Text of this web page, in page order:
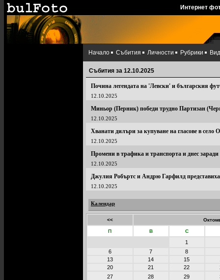
Интернет
Начало Събития Личности Рубрики
Събития за 12.10.2025
Почина легендата на 'Левски' и българския
12.10.2025
Миньор (Перник) победи трудно Партизан
12.10.2025
Хванати дилъри за купуване на гласове в село
12.10.2025
Промени в трафика и транспорта и днес
12.10.2025
Джулия Робъртс и Андрю Гарфилд
12.10.2025
Календар
<<
П В С
1
6
7
8
13
14 15
20
21 22
27
28 29